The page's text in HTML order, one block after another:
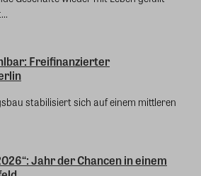
Freifinanzierter
stabilisiert sich auf einem mittleren
Jahr der Chancen in einem